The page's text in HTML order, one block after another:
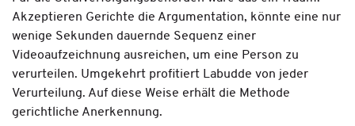
Akzeptieren Gerichte die Argumentation, könnte eine nur
wenige Sekunden dauernde Sequenz einer
Videoaufzeichnung ausreichen, um eine Person zu
verurteilen. Umgekehrt profitiert Labudde von jeder
Verurteilung. Auf diese Weise erhält die Methode
gerichtliche Anerkennung.